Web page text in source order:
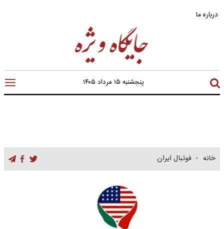
درباره ما
پنجشنبه ۱۵ مرداد ۱۴۰۵
خانه فوتبال ایران